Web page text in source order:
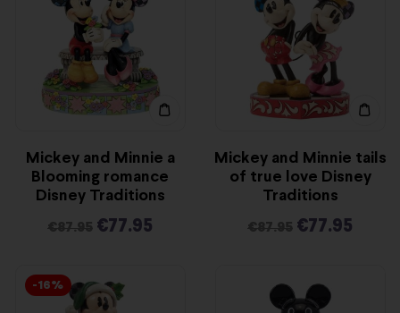
Mickey and Minnie a
Blooming romance
Disney Traditions
€87.95 €77.95
Mickey and Minnie tails
of true love Disney
Traditions
€87.95 €77.95
-16%